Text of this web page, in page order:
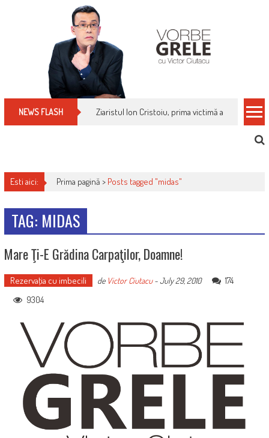
NEWS FLASH Ziaristul Ion Cristoiu, prima victimă a noi
Esti aici: Prima pagină > Posts tagged "midas"
TAG: MIDAS
Mare Ţi-E Grădina Carpaţilor, Doamne!
Rezervaţia cu imbecili de Victor Ciutacu-July 29, 2010
174
9304